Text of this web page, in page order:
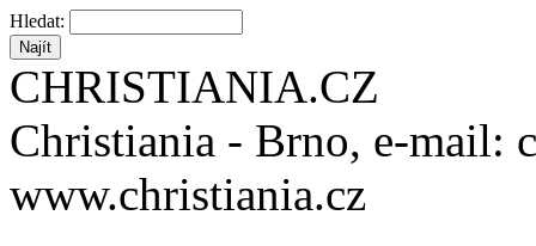
Hledat:
CHRISTIANIA.CZ
Christiania - Brno, e-mail:
www.christiania.cz